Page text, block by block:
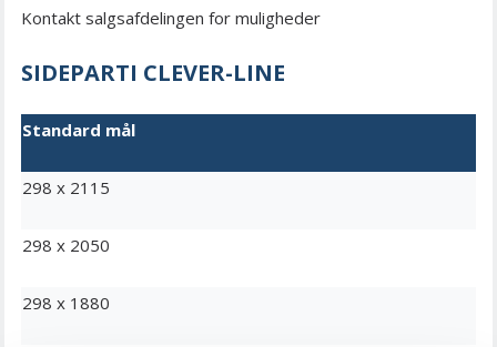
Kontakt salgsafdelingen for muligheder
SIDEPARTI CLEVER-LINE
Standard mål
298 x 2115
298 x 2050
298 x 1880